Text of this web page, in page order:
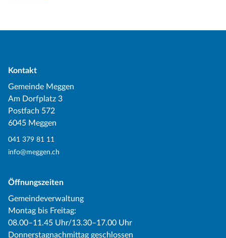
Kontakt
Gemeinde Meggen
Am Dorfplatz 3
Postfach 572
6045 Meggen
041 379 81 11
info@meggen.ch
Öffnungszeiten
Gemeindeverwaltung
Montag bis Freitag:
08.00–11.45 Uhr/13.30–17.00 Uhr
Donnerstagnachmittag geschlossen